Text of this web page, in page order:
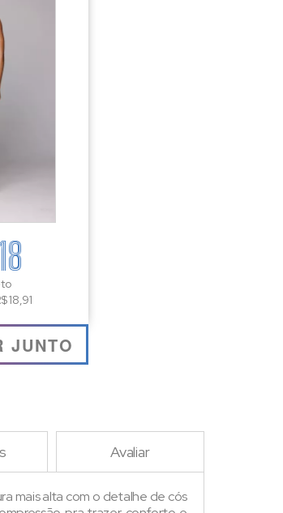
18,91
JUNTO
Avaliar
mais alta com o detalhe de cós